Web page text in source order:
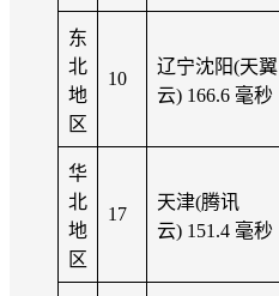
东
北
地
区
10
辽宁沈阳(天翼
云) 166.6 毫秒
华
北
地
区
17
天津(腾讯
云) 151.4 毫秒